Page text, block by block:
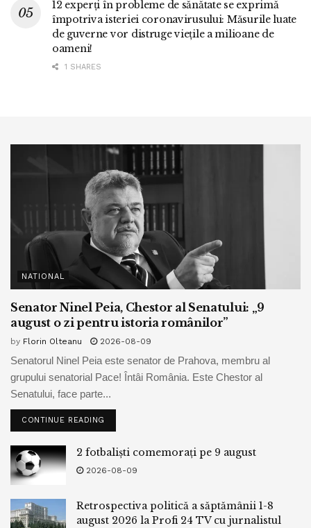
12 experți în probleme de sănătate se exprimă
împotriva isteriei coronavirusului: Măsurile luate
de guverne vor distruge viețile a milioane de
oameni!
1 SHARES
NATIONAL
Senator Ninel Peia, Chestor al Senatului: „9
august o zi pentru istoria românilor”
by Florin Olteanu 2026-08-09
Senatorul Ninel Peia este senator de Prahova, membru al
grupului senatorial Pace! Întâi România. Este Chestor al
Senatului, face parte...
CONTINUE READING
2 fotbaliști comemorați pe 9 august
2026-08-09
Retrospectiva politică a săptămânii 1-8
august 2026 la Profi 24 TV cu jurnalistul